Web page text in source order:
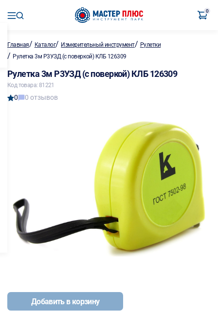
0
Главная/ Каталог/ Измерительный инструмент/ Рулетки
/ Рулетка 3м Р3УЗД (с поверкой) КЛБ 126309
Рулетка 3м Р3УЗД (с поверкой) КЛБ 126309
Код товара: 81221
0 0 отзывов
Добавить в корзину